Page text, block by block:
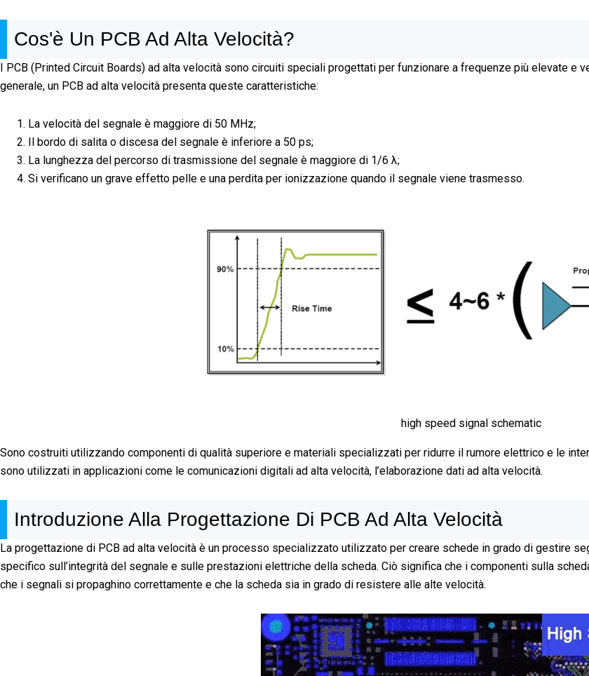
Cos'è Un PCB Ad Alta Velocità?
I PCB (Printed Circuit Boards) ad alta velocità sono circuiti speciali progettati per funzionare a frequenze più elevate e
generale, un PCB ad alta velocità presenta queste caratteristiche:
La velocità del segnale è maggiore di 50 MHz;
Il bordo di salita o discesa del segnale è inferiore a 50 ps;
La lunghezza del percorso di trasmissione del segnale è maggiore di 1/6 λ;
Si verificano un grave effetto pelle e una perdita per ionizzazione quando il segnale viene trasmesso.
high speed signal schematic
Sono costruiti utilizzando componenti di qualità superiore e materiali specializzati per ridurre il rumore elettrico e le
sono utilizzati in applicazioni come le comunicazioni digitali ad alta velocità, l’elaborazione dati ad alta velocità.
Introduzione Alla Progettazione Di PCB Ad Alta Velocità
La progettazione di PCB ad alta velocità è un processo specializzato utilizzato per creare schede in grado di gestire
specifico sull’integrità del segnale e sulle prestazioni elettriche della scheda. Ciò significa che i componenti sulla
che i segnali si propaghino correttamente e che la scheda sia in grado di resistere alle alte velocità.